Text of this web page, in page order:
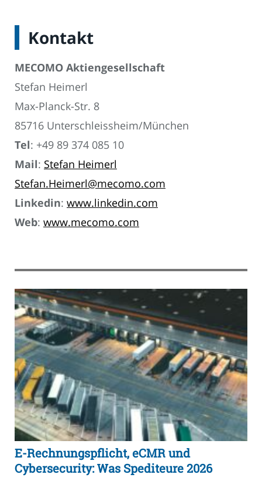
Kontakt
MECOMO Aktiengesellschaft
Stefan Heimerl
Max-Planck-Str. 8
85716 Unterschleissheim/München
Tel: +49 89 374 085 10
Mail: Stefan Heimerl
Stefan.Heimerl@mecomo.com
Linkedin: www.linkedin.com
Web: www.mecomo.com
E-Rechnungspflicht, eCMR und
Cybersecurity: Was Spediteure 2026